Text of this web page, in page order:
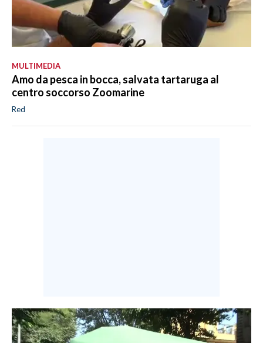
MULTIMEDIA
Amo da pesca in bocca, salvata tartaruga al
centro soccorso Zoomarine
Red